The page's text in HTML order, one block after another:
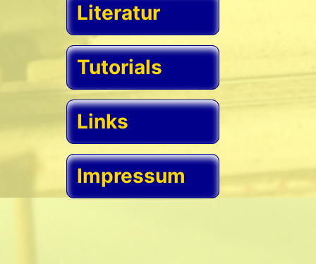
Literatur
Tutorials
Links
Impressum